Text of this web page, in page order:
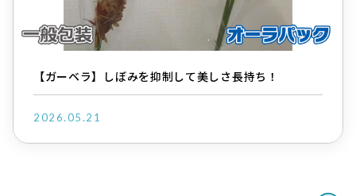
【ガーベラ】しぼみを抑制して美しさ長持ち！
2026.05.21